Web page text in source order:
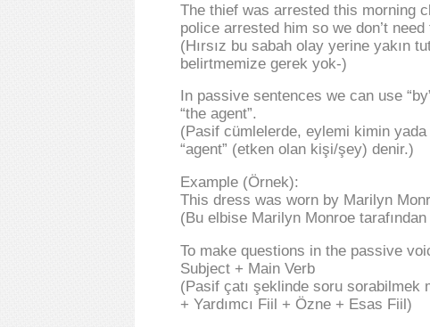
The thief was arrested this morning
police arrested him so we don’t
(Hırsız bu sabah olay yerine yakın
belirtmemize gerek yok-)
In passive sentences we can use
“the agent”.
(Pasif cümlelerde, eylemi kimin yada
“agent” (etken olan kişi/şey) denir.)
Example (Örnek):
This dress was worn by Marilyn
(Bu elbise Marilyn Monroe
To make questions in the passive
Subject + Main Verb
(Pasif çatı şeklinde soru sorabilmek
+ Yardımcı Fiil + Özne + Esas Fiil)